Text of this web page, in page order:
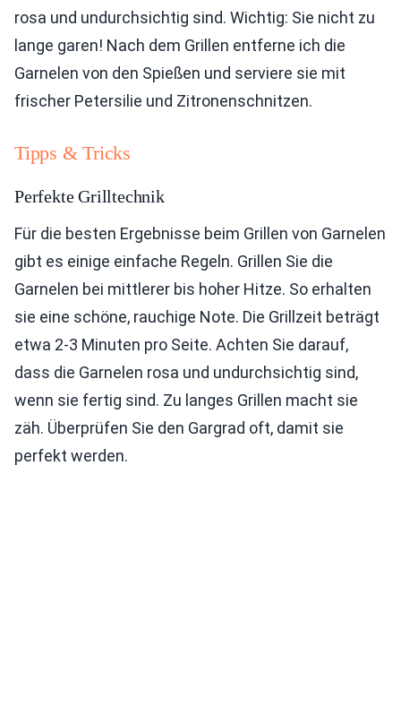
rosa und undurchsichtig sind. Wichtig: Sie nicht zu
lange garen! Nach dem Grillen entferne ich die
Garnelen von den Spießen und serviere sie mit
frischer Petersilie und Zitronenschnitzen.
Tipps & Tricks
Perfekte Grilltechnik
Für die besten Ergebnisse beim Grillen von Garnelen
gibt es einige einfache Regeln. Grillen Sie die
Garnelen bei mittlerer bis hoher Hitze. So erhalten
sie eine schöne, rauchige Note. Die Grillzeit beträgt
etwa 2-3 Minuten pro Seite. Achten Sie darauf,
dass die Garnelen rosa und undurchsichtig sind,
wenn sie fertig sind. Zu langes Grillen macht sie
zäh. Überprüfen Sie den Gargrad oft, damit sie
perfekt werden.